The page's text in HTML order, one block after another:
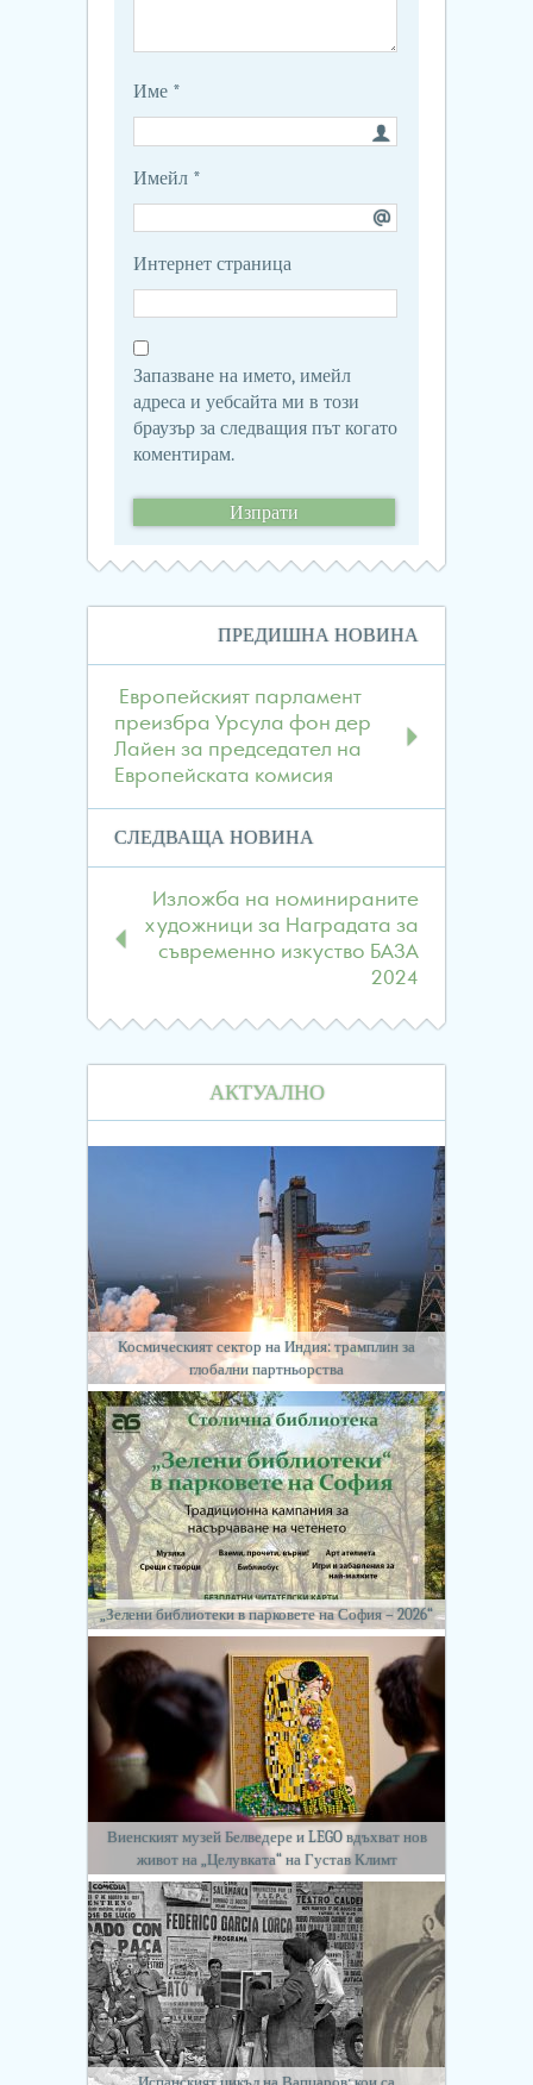
Име *
Имейл *
Интернет страница
Запазване на името, имейл
адреса и уебсайта ми в този
браузър за следващия път когато
коментирам.
Навигация
в
публикациите
ПРЕДИШНА НОВИНА
Европейският парламент
преизбра Урсула фон дер
Лайен за председател на
Европейската комисия
СЛЕДВАЩА НОВИНА
Изложба на номинираните
художници за Наградата за
съвременно изкуство БАЗА
2024
АКТУАЛНО
Космическият сектор на Индия: трамплин за
глобални партньорства
„Зелени библиотеки в парковете на София – 2026“
Виенският музей Белведере и LEGO вдъхват нов
живот на „Целувката“ на Густав Климт